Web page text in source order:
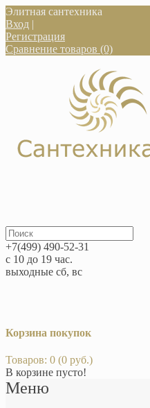
Элитная сантехника
Вход |
Регистрация
Сравнение товаров (0)
+7(499) 490-52-31
с 10 до 19 час.
выходные сб, вс
Корзина покупок
Товаров: 0 (0 руб.)
В корзине пусто!
Меню